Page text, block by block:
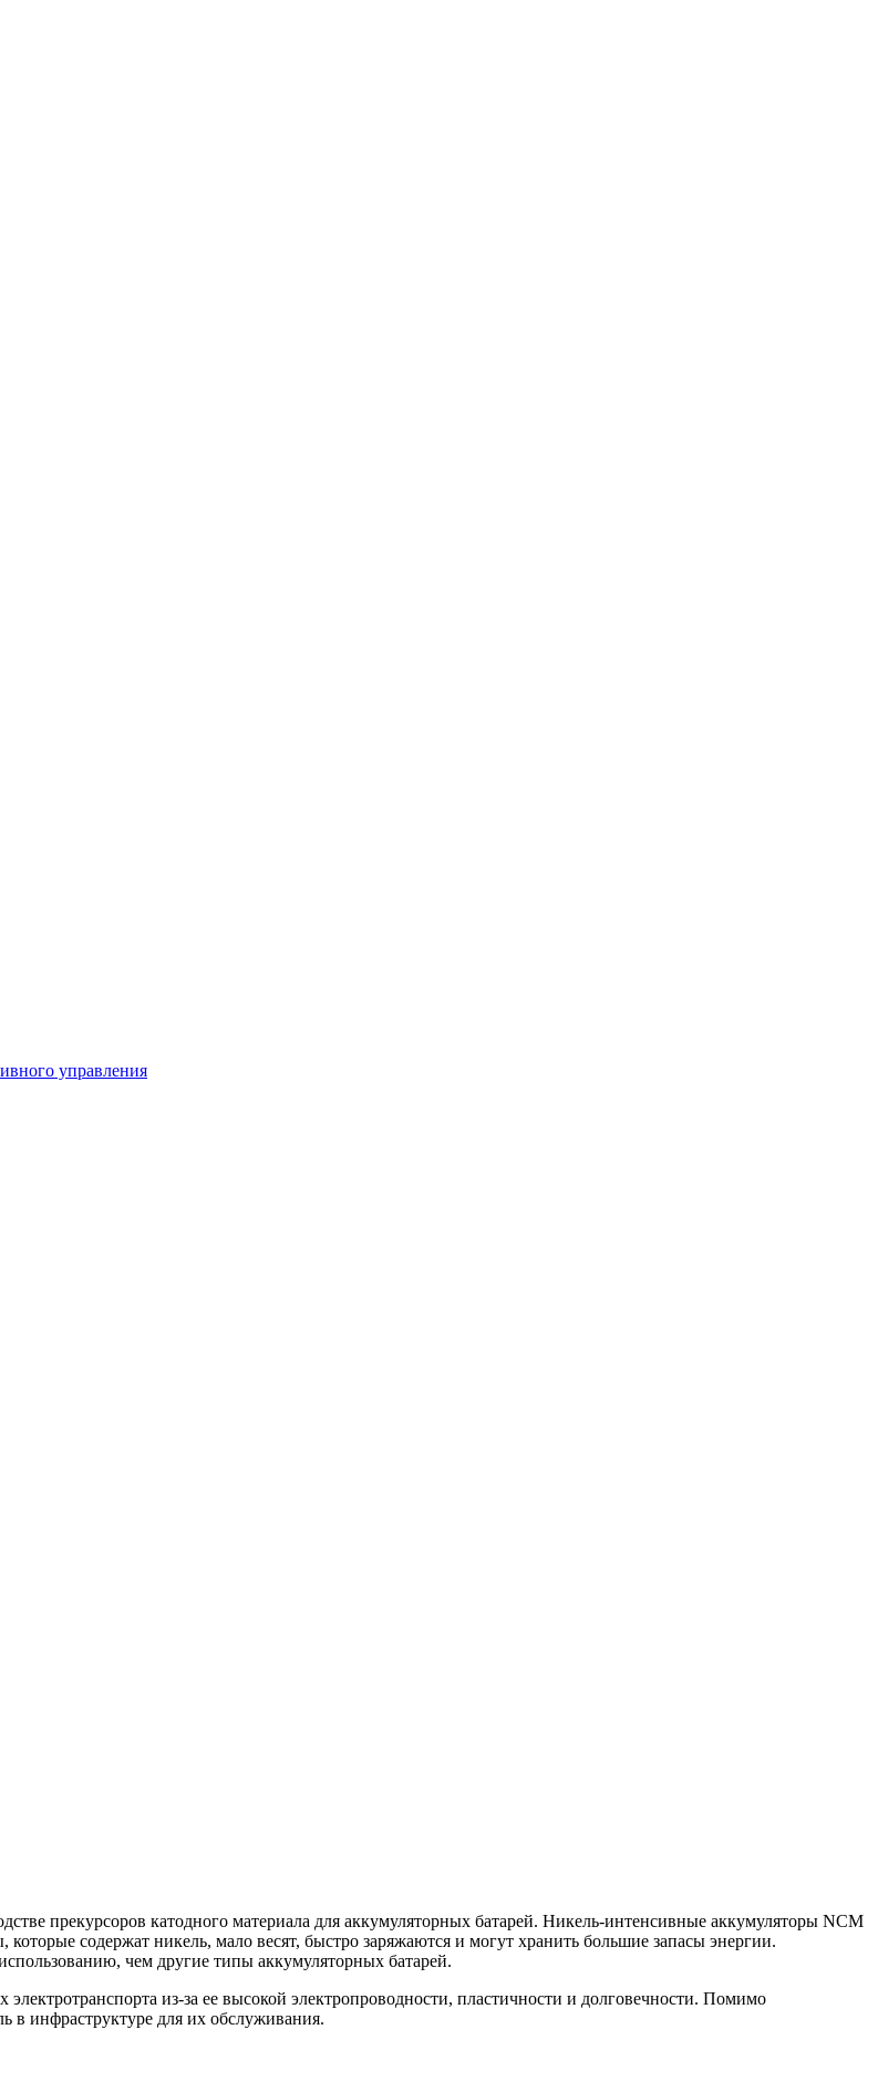
управления
прекурсоров катодного материала для аккумуляторных батарей. Никель-интенсивные аккумуляторы NCM
содержат никель, мало весят, быстро заряжаются и могут хранить большие запасы энергии.
чем другие типы аккумуляторных батарей.
из-за ее высокой электропроводности, пластичности и долговечности. Помимо
в инфраструктуре для их обслуживания.